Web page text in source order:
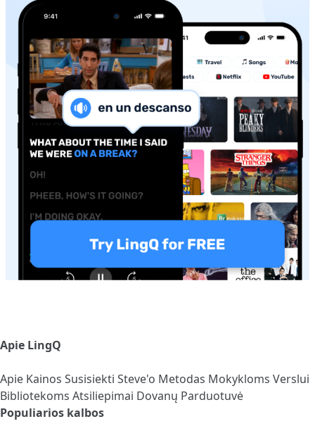
Apie LingQ
Apie Kainos Susisiekti Steve'o Metodas Mokykloms Verslui
Bibliotekoms Atsiliepimai Dovanų Parduotuvė
Populiarios kalbos